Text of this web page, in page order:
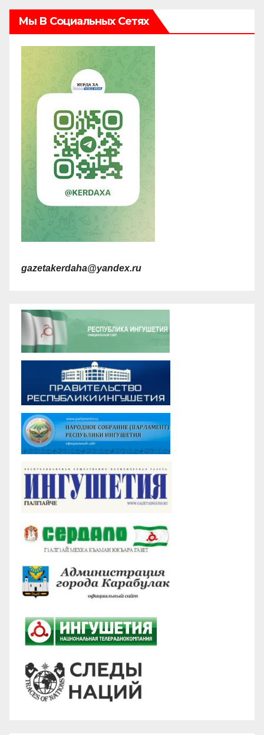
Мы В Социальных Сетях
gazetakerdaha@yandex.ru